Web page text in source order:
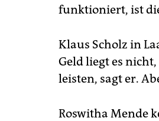
funktioniert, ist
Klaus Scholz in
Geld liegt es
leisten, sagt er.
Roswitha Mende